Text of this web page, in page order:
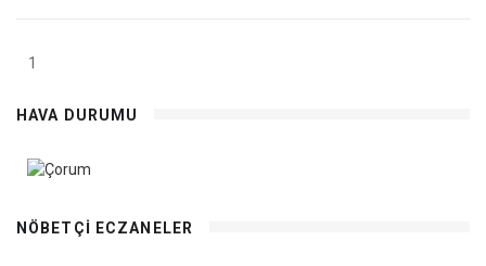
1
HAVA DURUMU
NÖBETÇI ECZANELER